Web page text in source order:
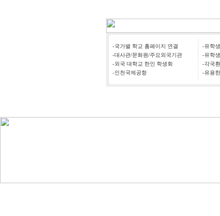
-국가별 학교 홈페이지 연결
-대사관/문화원/주요외국기관
-외국 대학교 한인 학생회
-인천국제공항
-유학
-유학
-각국
-유용